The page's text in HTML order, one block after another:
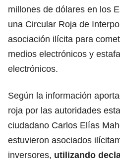
millones de dólares en los
una Circular Roja de
asociación ilícita para
medios electrónicos y
electrónicos.
Según la información
roja por las autoridades
ciudadano Carlos Elías
estuvieron asociados
inversores, utilizando